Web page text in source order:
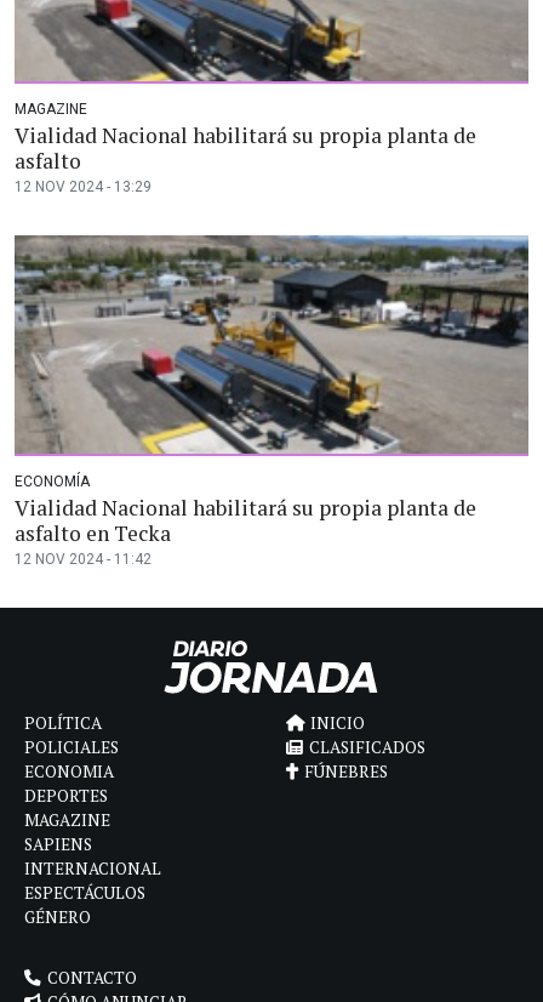
MAGAZINE
Vialidad Nacional habilitará su propia planta de
asfalto
12 NOV 2024 - 13:29
ECONOMÍA
Vialidad Nacional habilitará su propia planta de
asfalto en Tecka
12 NOV 2024 - 11:42
POLÍTICA
POLICIALES
ECONOMIA
DEPORTES
MAGAZINE
SAPIENS
INTERNACIONAL
ESPECTÁCULOS
GÉNERO
INICIO
CLASIFICADOS
FÚNEBRES
CONTACTO